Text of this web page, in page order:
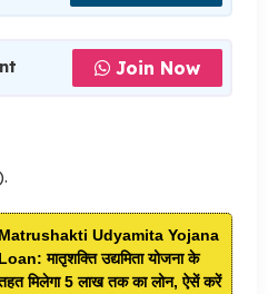
Join Now
Matrushakti Udyamita Yojana
Loan: मातृशक्ति उद्यमिता योजना के
मिलेगा 5 लाख तक का लोन, ऐसें करें